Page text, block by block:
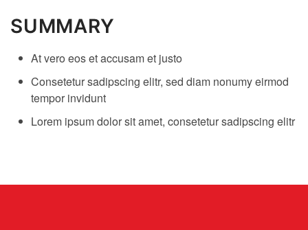
SUMMARY
At vero eos et accusam et justo
Consetetur sadipscing elitr, sed diam nonumy eirmod
tempor invidunt
Lorem ipsum dolor sit amet, consetetur sadipscing elitr